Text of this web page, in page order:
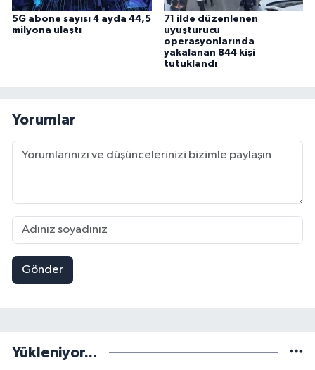
5G abone sayısı 4 ayda 44,5
milyona ulaştı
71 ilde düzenlenen
uyuşturucu
operasyonlarında
yakalanan 844 kişi
tutuklandı
Yorumlar
Gönder
Yükleniyor...